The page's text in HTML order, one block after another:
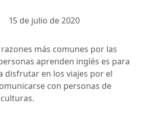
15 de julio de 2020
más comunes por las
aprenden inglés es para
disfrutar en los viajes por el
con personas de